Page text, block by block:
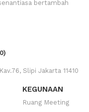
bertambah
Slipi Jakarta 11410
KEGUNAAN
Ruang Meeting